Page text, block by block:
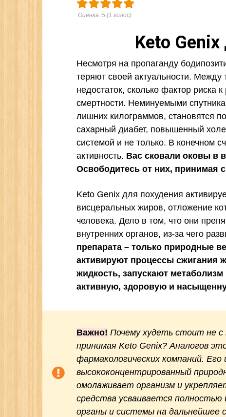
Оценка: 5 (1 голос)
Keto
Несмотря на пропаганду
теряют своей актуальности. Между
недостаток, сколько фактор риска
смертности. Неминуемыми
лишних килограммов, становятся
сахарный диабет, повышенный
системой и не только. В конечном
активность. Вас сковали оковы в
Освободитесь от них, принимая
Keto Genix для похудения
висцеральных жиров, отложение
человека. Дело в том, что они
внутренних органов, из-за чего
препарата – только природные
активируют процессы
жидкость, запускают
активную, здоровую и
Важно! Почему худеть стоит не
принимая Keto Genix? Аналогов
фармакологических компаний. Его
высококонцентрированный
омолаживает организм и
средства усваивается полностью
органы и системы на дальнейшее